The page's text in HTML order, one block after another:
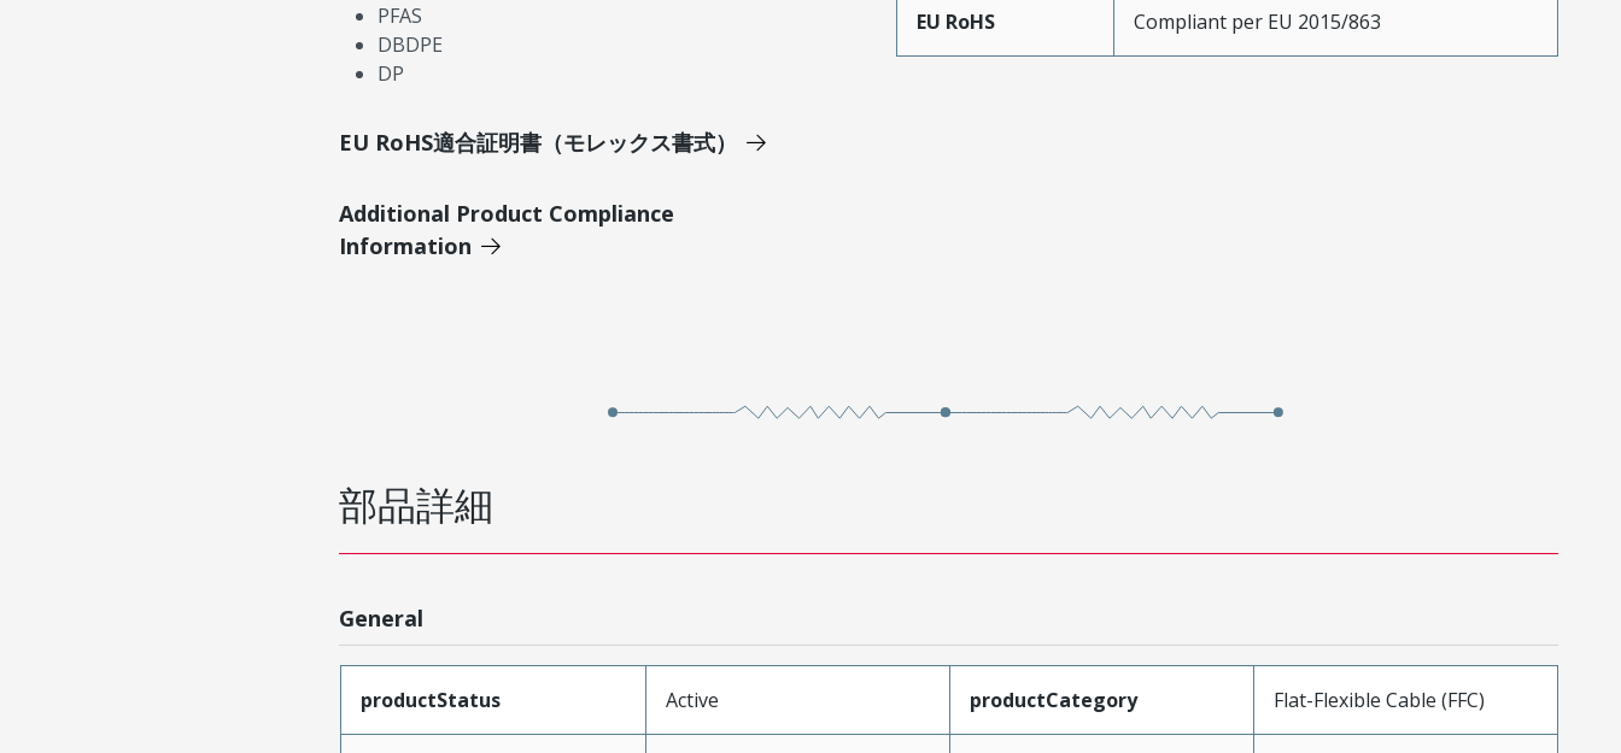
PFAS
DBDPE
DP
EU RoHS適合証明書（モレックス書式）
Additional Product Compliance
Information
EU RoHS Compliant per EU 2015/863
部品詳細
General
productStatus Active productCategory Flat-Flexible Cable (FFC)